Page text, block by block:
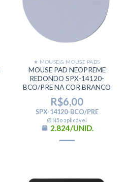
★ MOUSE & MOUSE PADS
MOUSE PAD NEOPREME
REDONDO SPX-14120-
BCO/PRE NA COR BRANCO
R$6,00
SPX-14120-BCO/PRE
Ø Não aplicável
2.824/UNID.